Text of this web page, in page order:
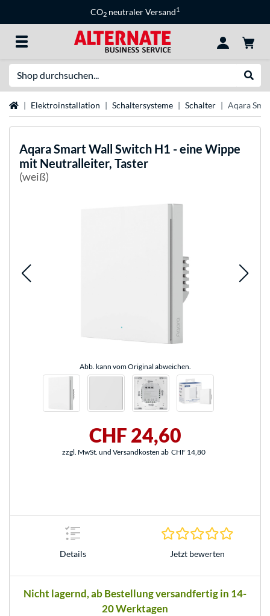
CO2 neutraler Versand1
StartseiteElektroinstallation Schaltersysteme Schalter Aqara
AqaraSmart Wall Switch H1 - eine Wippe
mit Neutralleiter, Taster
(weiß)
Abb. kann vom Original abweichen.
CHF 24,60
zzgl. MwSt. und Versandkosten ab CHF 14,80
Details Jetzt bewerten
Nicht lagernd, ab Bestellung versandfertig in 14-
20 Werktagen